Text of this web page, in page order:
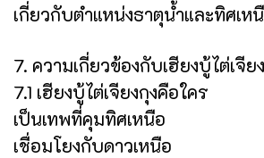
เกี่ยวกับตำแหน่งธาตุน้ำและทิศเห
7. ความเกี่ยวข้องกับเฮียงบู้ไต่เจีย
7.1 เฮียงบู้ไต่เจียงกุงคือใคร
เป็นเทพที่คุมทิศเหนือ
เชื่อมโยงกับดาวเหนือ